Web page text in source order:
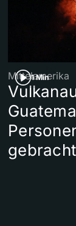
1 Min
Mittelamerika
gebracht